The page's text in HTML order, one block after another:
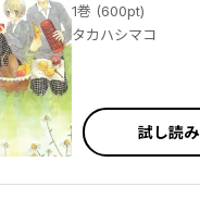
1巻 (600pt)
タカハシマコ
試し読み